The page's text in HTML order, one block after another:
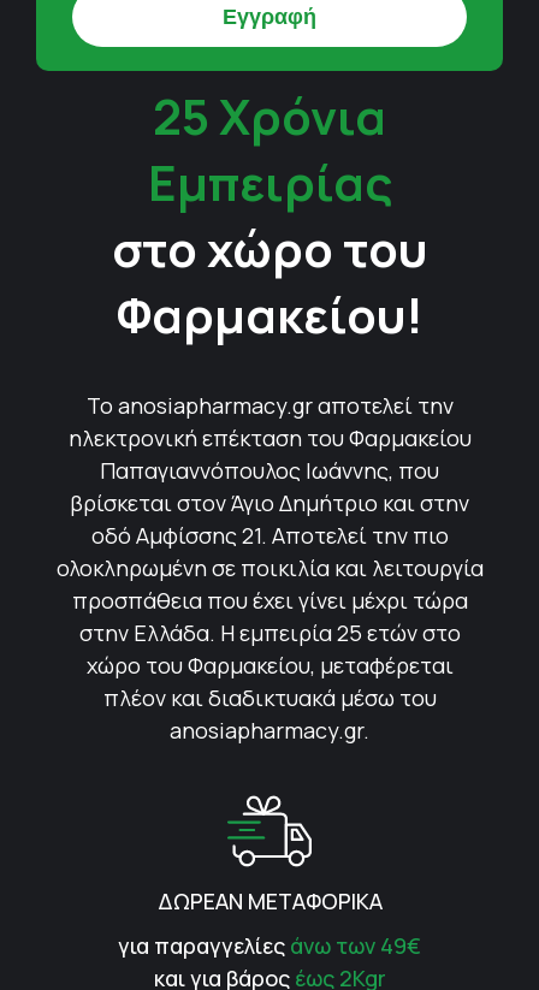
25 Χρόνια
Εμπειρίας
στο χώρο του
Φαρμακείου!
Το anosiapharmacy.gr αποτελεί την
ηλεκτρονική επέκταση του Φαρμακείου
Παπαγιαννόπουλος Ιωάννης, που
βρίσκεται στον Άγιο Δημήτριο και στην
οδό Αμφίσσης 21. Αποτελεί την πιο
ολοκληρωμένη σε ποικιλία και λειτουργία
προσπάθεια που έχει γίνει μέχρι τώρα
στην Ελλάδα. Η εμπειρία 25 ετών στο
χώρο του Φαρμακείου, μεταφέρεται
πλέον και διαδικτυακά μέσω του
anosiapharmacy.gr.
ΔΩΡΕΑΝ ΜΕΤΑΦΟΡΙΚΑ
για παραγγελίες άνω των 49€
και για βάρος έως 2Kgr